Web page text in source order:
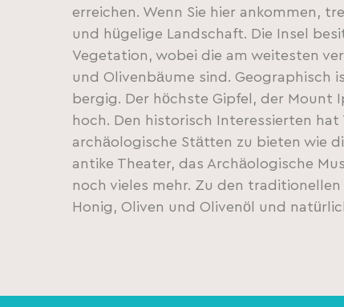
erreichen. Wenn Sie hier ankommen,
und hügelige Landschaft. Die Insel
Vegetation, wobei die am weitesten
und Olivenbäume sind. Geographisch
bergig. Der höchste Gipfel, der Mount
hoch. Den historisch Interessierten hat
archäologische Stätten zu bieten wie
antike Theater, das Archäologische
noch vieles mehr. Zu den
Honig, Oliven und Olivenöl und